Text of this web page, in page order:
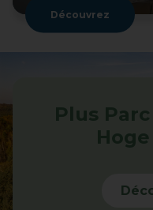
Découvrez
Plus